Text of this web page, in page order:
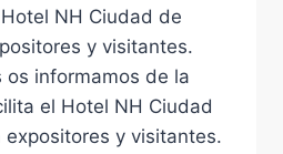
NH Ciudad de
y visitantes.
os informamos de la
el Hotel NH Ciudad
y visitantes.